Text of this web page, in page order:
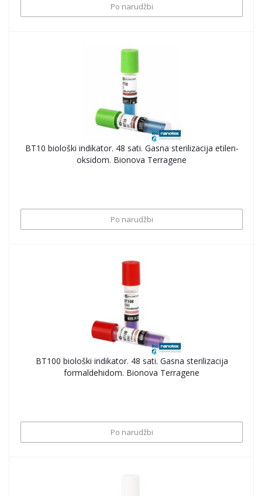
Po narudžbi
BT10 biološki indikator. 48 sati. Gasna sterilizacija etilen-
oksidom. Bionova Terragene
Po narudžbi
BT100 biološki indikator. 48 sati. Gasna sterilizacija
formaldehidom. Bionova Terragene
Po narudžbi